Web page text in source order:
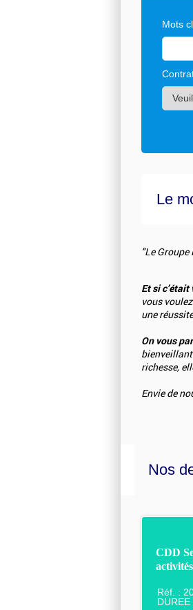
Mots
Le
"Le
Et si c’était
vous
une
On vous
richesse,
Envie de
Nos
CDD
Réf. :